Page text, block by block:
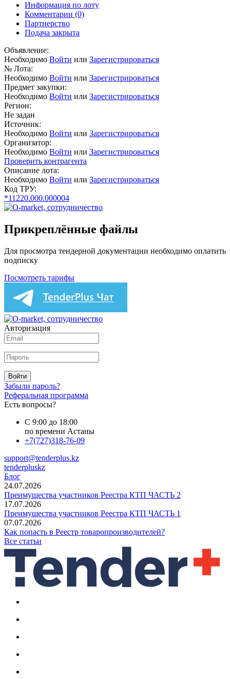
Информация по лоту
Комментарии (0)
Партнерство
Подача закрыта
Объявление:
Необходимо Войти или Зарегистрироваться
№ Лота:
Необходимо Войти или Зарегистрироваться
Предмет закупки:
Необходимо Войти или Зарегистрироваться
Регион:
Не задан
Источник:
Необходимо Войти или Зарегистрироваться
Организатор:
Необходимо Войти или Зарегистрироваться
Проверить контрагента
Описание лота:
Необходимо Войти или Зарегистрироваться
Код ТРУ:
*11220.000.000004
Прикреплённые файлы
Для просмотра тендерной документации необходимо оплатить
подписку
Посмотреть тарифы
Авторизация
Войти
Забыли пароль?
Реферальная программа
Есть вопросы?
С 9:00 до 18:00
по времени Астаны
+7(727)318-76-09
support@tenderplus.kz
tenderpluskz
Блог
24.07.2026
Преимущества участников Реестра КТП ЧАСТЬ 2
17.07.2026
Преимущества участников Реестра КТП ЧАСТЬ 1
07.07.2026
Как попасть в Реестр товаропроизводителей?
Все статьи